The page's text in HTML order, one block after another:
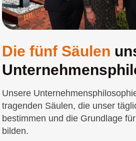
Die fünf Säulen
Unsere
tragenden Säulen, die unser
bestimmen und die Grundlage
bilden.